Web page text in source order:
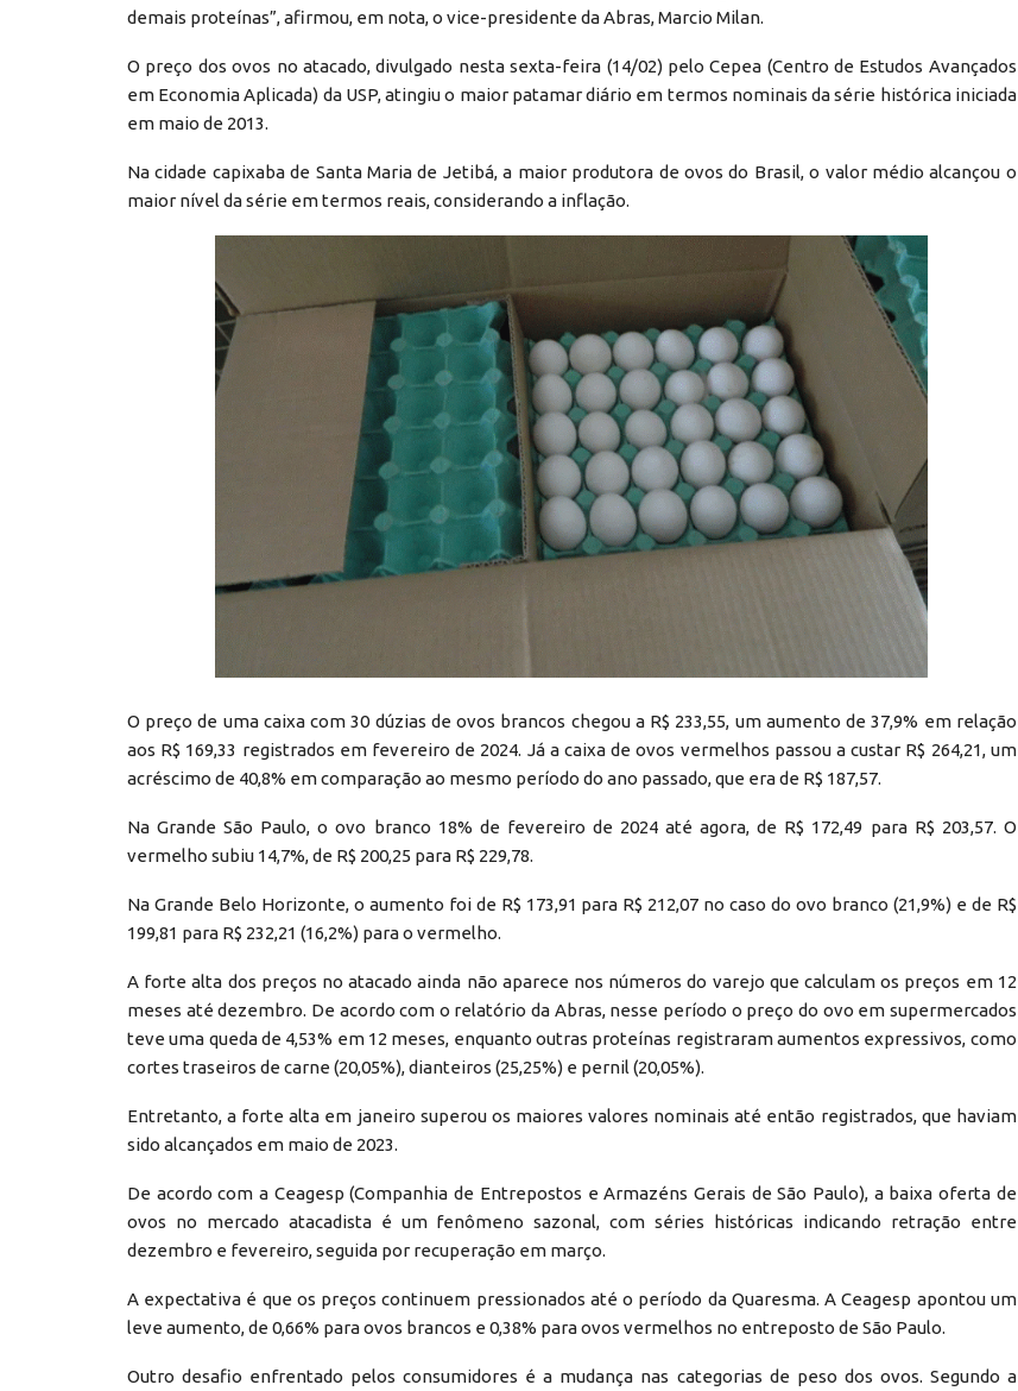
demais proteínas”, afirmou, em nota, o vice-presidente da Abras, Marcio Milan.
O preço dos ovos no atacado, divulgado nesta sexta-feira (14/02) pelo Cepea (Centro de Estudos Avançados
em Economia Aplicada) da USP, atingiu o maior patamar diário em termos nominais da série histórica iniciada
em maio de 2013.
Na cidade capixaba de Santa Maria de Jetibá, a maior produtora de ovos do Brasil, o valor médio alcançou o
maior nível da série em termos reais, considerando a inflação.
O preço de uma caixa com 30 dúzias de ovos brancos chegou a R$ 233,55, um aumento de 37,9% em relação
aos R$ 169,33 registrados em fevereiro de 2024. Já a caixa de ovos vermelhos passou a custar R$ 264,21, um
acréscimo de 40,8% em comparação ao mesmo período do ano passado, que era de R$ 187,57.
Na Grande São Paulo, o ovo branco 18% de fevereiro de 2024 até agora, de R$ 172,49 para R$ 203,57. O
vermelho subiu 14,7%, de R$ 200,25 para R$ 229,78.
Na Grande Belo Horizonte, o aumento foi de R$ 173,91 para R$ 212,07 no caso do ovo branco (21,9%) e de R$
199,81 para R$ 232,21 (16,2%) para o vermelho.
A forte alta dos preços no atacado ainda não aparece nos números do varejo que calculam os preços em 12
meses até dezembro. De acordo com o relatório da Abras, nesse período o preço do ovo em supermercados
teve uma queda de 4,53% em 12 meses, enquanto outras proteínas registraram aumentos expressivos, como
cortes traseiros de carne (20,05%), dianteiros (25,25%) e pernil (20,05%).
Entretanto, a forte alta em janeiro superou os maiores valores nominais até então registrados, que haviam
sido alcançados em maio de 2023.
De acordo com a Ceagesp (Companhia de Entrepostos e Armazéns Gerais de São Paulo), a baixa oferta de
ovos no mercado atacadista é um fenômeno sazonal, com séries históricas indicando retração entre
dezembro e fevereiro, seguida por recuperação em março.
A expectativa é que os preços continuem pressionados até o período da Quaresma. A Ceagesp apontou um
leve aumento, de 0,66% para ovos brancos e 0,38% para ovos vermelhos no entreposto de São Paulo.
Outro desafio enfrentado pelos consumidores é a mudança nas categorias de peso dos ovos. Segundo a